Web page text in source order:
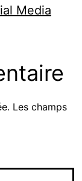
Media
Les champs